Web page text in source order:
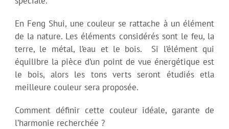
En Feng Shui, une couleur se rattache à un élément
de la nature. Les éléments considérés sont le feu, la
terre, le métal, l’eau et le bois. Si l’élément qui
équilibre la pièce d’un point de vue énergétique est
le bois, alors les tons verts seront étudiés etla
meilleure couleur sera proposée.
Comment définir cette couleur idéale, garante de
l’harmonie recherchée ?